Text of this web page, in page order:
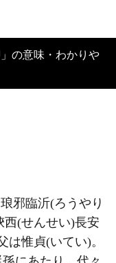
邪臨沂(ろうやり
西(せんせい)長安
は惟貞(いてい)。